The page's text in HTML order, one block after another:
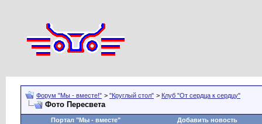
Форум "Мы - вместе!" > "Круглый стол" > Клуб "От сердца к сердцу"
Фото Пересвета
Портал "Мы - вместе"
Добавить новость